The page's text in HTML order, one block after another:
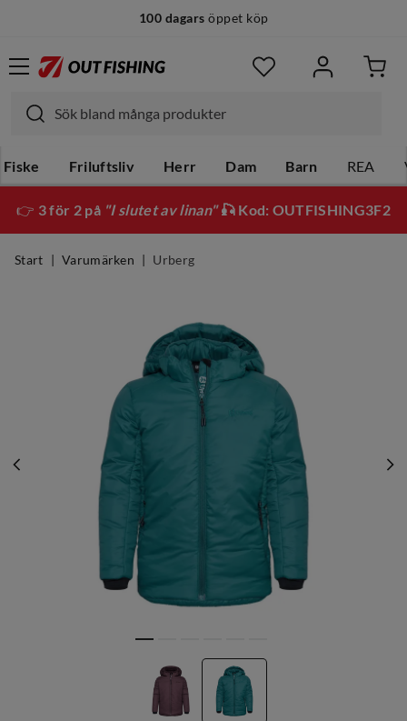
100 dagars öppet köp
Fiske Friluftsliv Herr Dam Barn REA
👉 3 för 2 på "I slutet av linan"🎣 Kod: OUTFISHING3F2
Start Varumärken Urberg